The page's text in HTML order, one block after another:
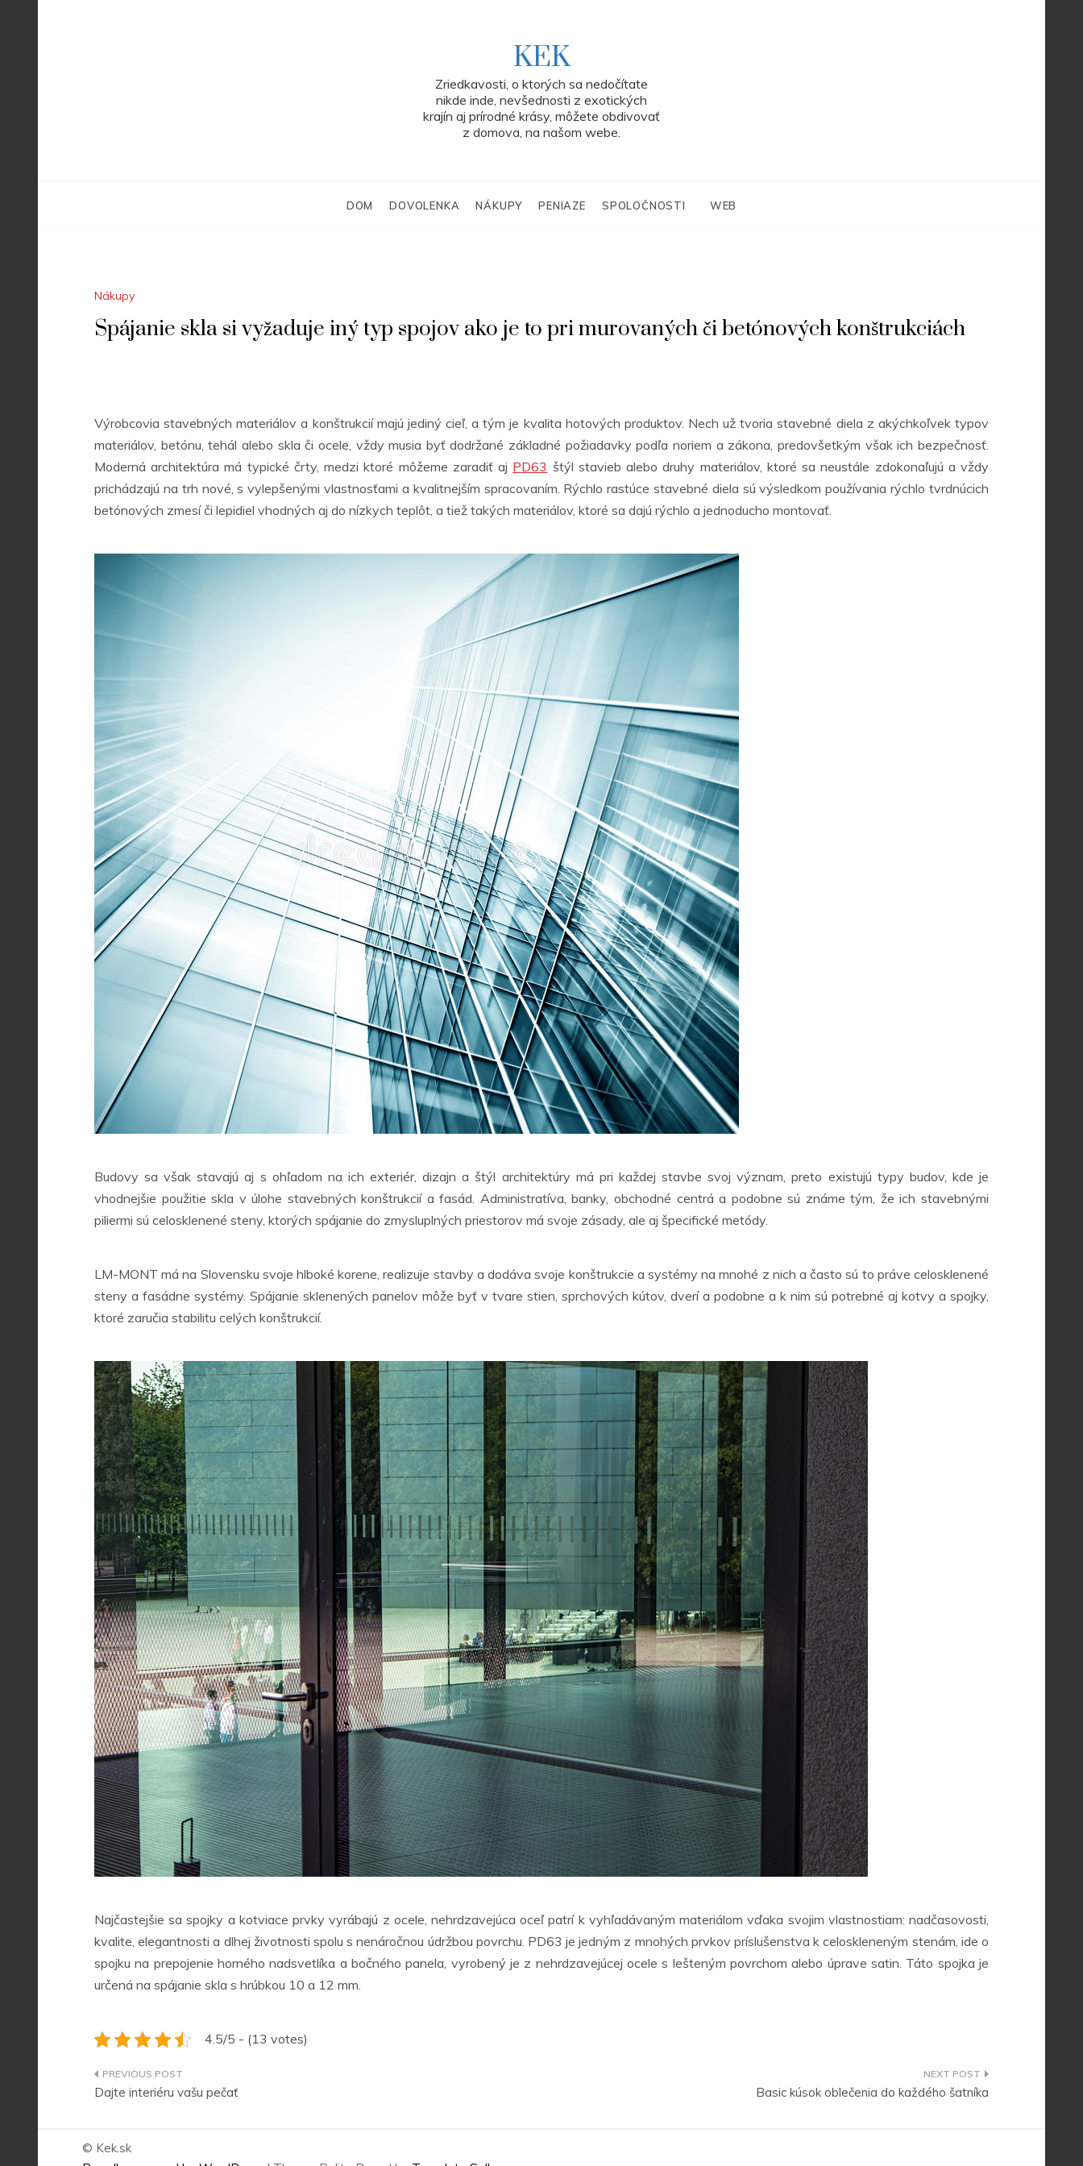
KEK
Zriedkavosti, o ktorých sa nedočítate
nikde inde, nevšednosti z exotických
krajín aj prírodné krásy, môžete obdivovať
z domova, na našom webe.
DOM DOVOLENKA NÁKUPY PENIAZE SPOLOČNOSTI WEB
Nákupy
Spájanie skla si vyžaduje iný typ spojov ako je to pri murovaných či betónových konštrukciách
Výrobcovia stavebných materiálov a konštrukcií majú jediný cieľ, a tým je kvalita hotových produktov. Nech už tvoria stavebné diela z akýchkoľvek typov
materiálov, betónu, tehál alebo skla či ocele, vždy musia byť dodržané základné požiadavky podľa noriem a zákona, predovšetkým však ich bezpečnosť.
Moderná architektúra má typické črty, medzi ktoré môžeme zaradiť aj PD63 štýl stavieb alebo druhy materiálov, ktoré sa neustále zdokonaľujú a vždy
prichádzajú na trh nové, s vylepšenými vlastnosťami a kvalitnejším spracovaním. Rýchlo rastúce stavebné diela sú výsledkom používania rýchlo tvrdnúcich
betónových zmesí či lepidiel vhodných aj do nízkych teplôt, a tiež takých materiálov, ktoré sa dajú rýchlo a jednoducho montovať.
Budovy sa však stavajú aj s ohľadom na ich exteriér, dizajn a štýl architektúry má pri každej stavbe svoj význam, preto existujú typy budov, kde je
vhodnejšie použitie skla v úlohe stavebných konštrukcií a fasád. Administratíva, banky, obchodné centrá a podobne sú známe tým, že ich stavebnými
piliermi sú celosklenené steny, ktorých spájanie do zmysluplných priestorov má svoje zásady, ale aj špecifické metódy.
LM-MONT má na Slovensku svoje hlboké korene, realizuje stavby a dodáva svoje konštrukcie a systémy na mnohé z nich a často sú to práve celosklenené
steny a fasádne systémy. Spájanie sklenených panelov môže byť v tvare stien, sprchových kútov, dverí a podobne a k nim sú potrebné aj kotvy a spojky,
ktoré zaručia stabilitu celých konštrukcií.
Najčastejšie sa spojky a kotviace prvky vyrábajú z ocele, nehrdzavejúca oceľ patrí k vyhľadávaným materiálom vďaka svojim vlastnostiam: nadčasovosti,
kvalite, elegantnosti a dlhej životnosti spolu s nenáročnou údržbou povrchu. PD63 je jedným z mnohých prvkov príslušenstva k celoskleneným stenám, ide o
spojku na prepojenie horného nadsvetlíka a bočného panela, vyrobený je z nehrdzavejúcej ocele s lešteným povrchom alebo úprave satin. Táto spojka je
určená na spájanie skla s hrúbkou 10 a 12 mm.
4.5/5 - (13 votes)
Navigace
příspěvek
Dajte interiéru vašu pečať Basic kúsok oblečenia do každého šatníka
© Kek.sk